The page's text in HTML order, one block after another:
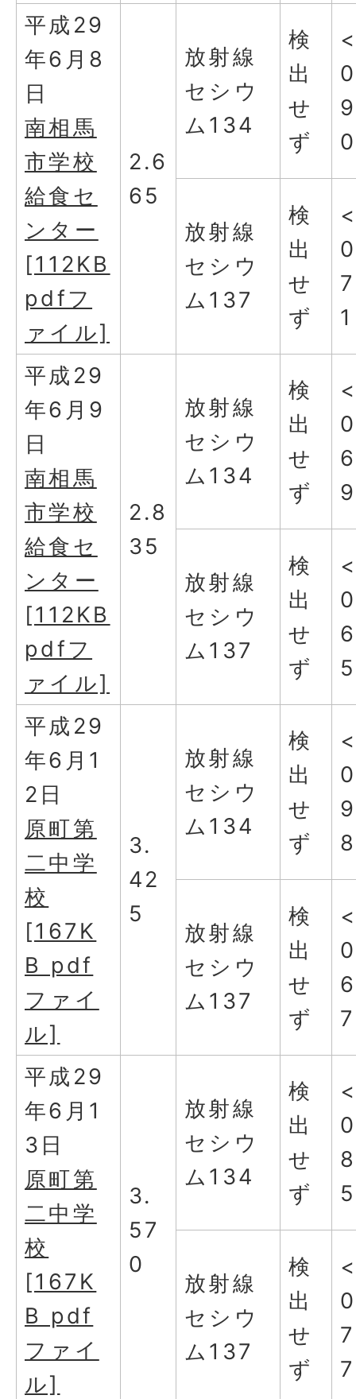
平成29
年6月8
日
南相馬
市学校
給食セ
ンター
[112KB
pdfフ
ァイル]
2.6
65
放射線
セシウ
ム134
検
出
せ
ず
0
放射線
セシウ
ム137
検
出
せ
ず
1
平成29
年6月9
日
南相馬
市学校
給食セ
ンター
[112KB
pdfフ
ァイル]
2.8
35
放射線
セシウ
ム134
検
出
せ
ず
9
放射線
セシウ
ム137
検
出
せ
ず
5
平成29
年6月1
2日
原町第
二中学
校
[167K
B pdf
ファイ
ル]
3.
42
5
放射線
セシウ
ム134
検
出
せ
ず
8
放射線
セシウ
ム137
検
出
せ
ず
7
平成29
年6月1
3日
原町第
二中学
校
[167K
B pdf
ファイ
ル]
3.
57
0
放射線
セシウ
ム134
検
出
せ
ず
5
放射線
セシウ
ム137
検
出
せ
ず
7